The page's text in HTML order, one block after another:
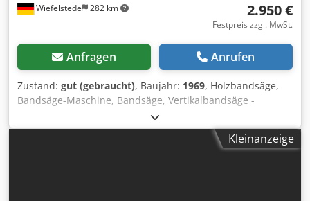
Wiefelstede 282 km 2.950 €
Festpreis zzgl. MwSt.
Anfragen Anrufen
Zustand: gut (gebraucht), Baujahr: 1969, Holzbandsäge,
Bandsäge-Maschine, Bandsäge, Vertikalbandsäge -
Hersteller: Hema Paul u. Gotthilf Heermann, Vertikal-
Bandsäge -Typ: leider ohne Typbezeichnung -Antrieb: 4 kW
-Schnittbreite: max.785 mm Chodpfx Adjh N Thwoisa -
Kleinanzeige